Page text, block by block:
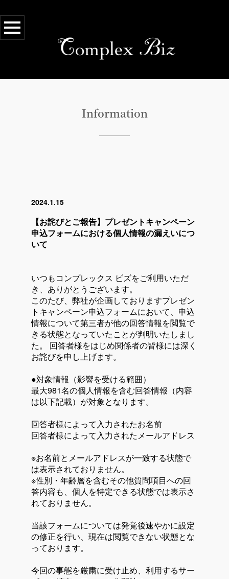
Information
2024.1.15
【お詫びとご報告】プレゼントキャンペーン
申込フォームにおける個人情報の漏えいにつ
いて
いつもコンプレックス ビズをご利用いただ
き、ありがとうございます。
このたび、弊社が企画しておりますプレゼン
トキャンペーン申込フォームにおいて、申込
情報について第三者が他の回答情報を閲覧で
きる状態となっていたことが判明いたしまし
た。 回答者様をはじめ関係者の皆様には深く
お詫びを申し上げます。
●対象情報（影響を受ける範囲）
最大981名の個人情報を含む回答情報（内容
は以下記載）が対象となります。
回答者様によって入力されたお名前
回答者様によって入力されたメールアドレス
※お名前とメールアドレスが一致する状態で
は表示されておりません。
※性別・年齢層を含むその他質問項目への回
答内容も、個人を特定できる状態では表示さ
れておりません。
当該フォームについては発覚後速やかに設定
の修正を行い、現在は閲覧できない状態とな
っております。
今回の事態を厳粛に受け止め、利用するサー